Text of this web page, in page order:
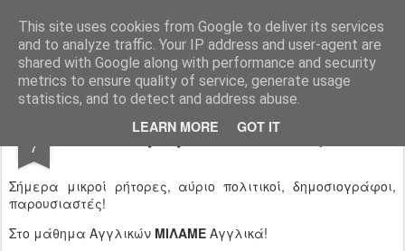
This site uses cookies from Google to deliver its services
and to analyze traffic. Your IP address and user-agent are
shared with Google along with performance and security
metrics to ensure quality of service, generate usage
statistics, and to detect and address abuse.
LEARN MORE GOT IT
Ιδιωτικό Δημοτικό Σχολείο "Ι.Μ.ΔΕΛΑΣΑΛ"
7 Our everyday life on the microphone!
Σήμερα μικροί ρήτορες, αύριο πολιτικοί, δημοσιογράφοι,
παρουσιαστές!
Στο μάθημα Αγγλικών ΜΙΛΑΜΕ Αγγλικά!